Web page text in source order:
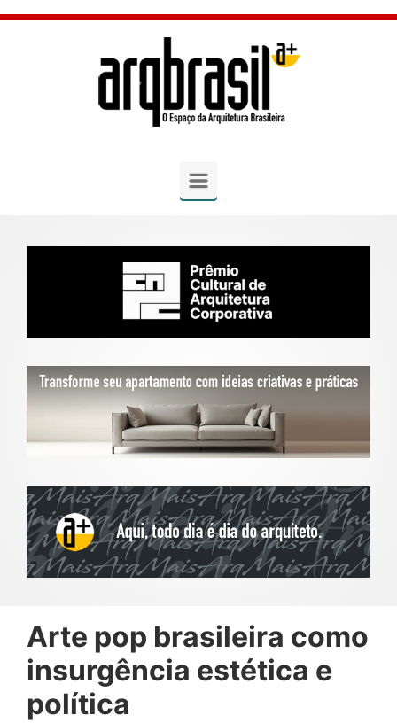
Skip to main content
Arte pop brasileira como
insurgência estética e
política